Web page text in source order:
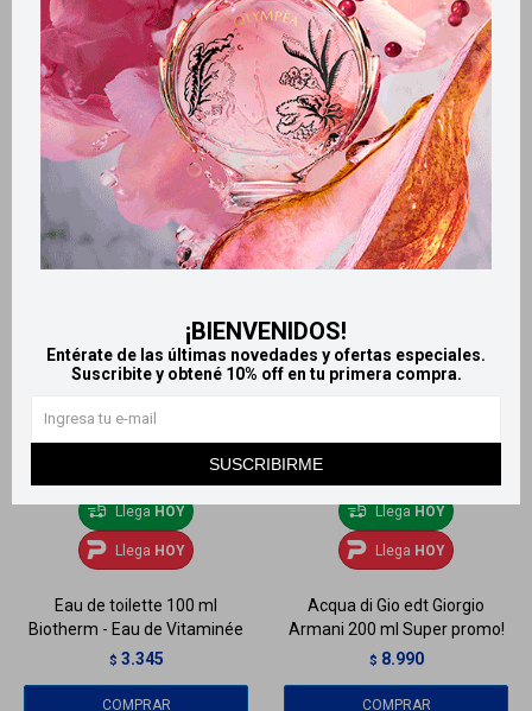
¡BIENVENIDOS!
Entérate de las últimas novedades y ofertas especiales.
Suscribite y obtené 10% off en tu primera compra.
SUSCRIBIRME
Eau de Parfum Donna Karan
NY - Be Delicious 100% Pure
30ml
$ 4.170
Eau de toilette 100 ml
Biotherm - Eau D´énergie
$ 3.345
Llega HOY
Llega HOY
Eau de toilette 100 ml
Biotherm - Eau de Vitaminée
$ 3.345
Llega HOY
Llega HOY
Acqua di Gio edt Giorgio
Armani 200 ml Super promo!
$ 8.990